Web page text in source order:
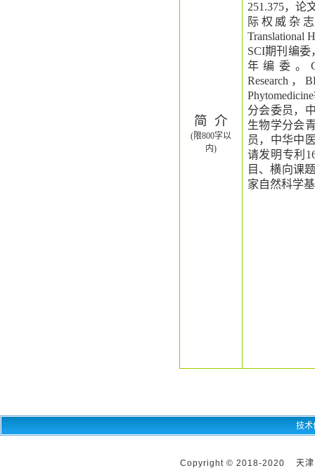
简 介
(限800字以
内)
251.375，论
际权威杂
Translational
SCI期刊编委
年编委。
Research ，
Phytomedicine
分会委员，
生物学分会
员，中华中
请发明专利
目、横向课
家自然科学
技术
Copyright © 2018-2020 天津